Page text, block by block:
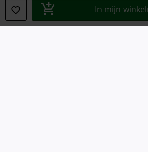
In mijn
Verklaring van conformiteit
Informatie over toegankelijkheid